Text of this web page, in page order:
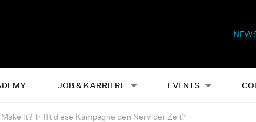
JOB & KARRIERE EVENTS
Alles Events Shop
Make It? Trifft diese Kampagne den Nerv der Zeit?